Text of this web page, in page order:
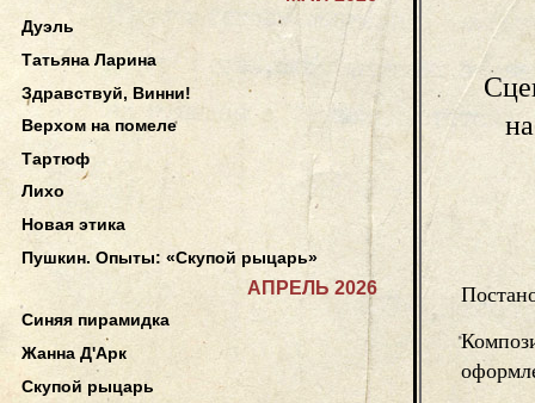
Дуэль
Татьяна Ларина
Здравствуй, Винни!
Верхом на помеле
Тартюф
Лихо
Новая этика
Пушкин. Опыты: «Скупой рыцарь»
АПРЕЛЬ 2026
Синяя пирамидка
Жанна Д'Арк
Скупой рыцарь